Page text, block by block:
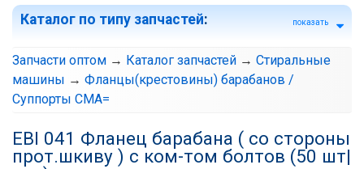
Каталог по типу запчастей: показать
Запчасти оптом → Каталог запчастей → Стиральные
машины → Фланцы(крестовины) барабанов /
Суппорты СМА=
EBI 041 Фланец барабана ( со стороны
прот.шкиву ) с ком-том болтов (50 шт|